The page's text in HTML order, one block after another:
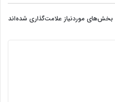
بخش‌های موردنیاز علامت‌گذاری شده‌اند